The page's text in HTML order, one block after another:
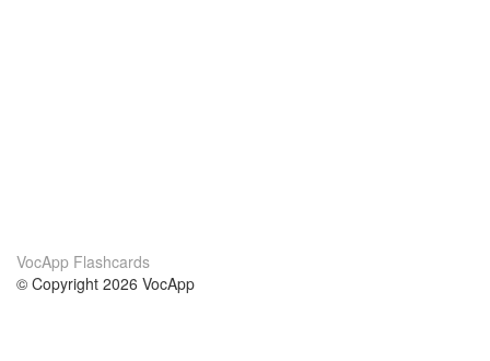
VocApp Flashcards
© Copyright 2026 VocApp